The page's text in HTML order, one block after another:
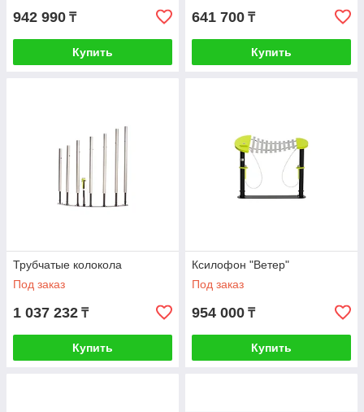
942 990 ₸
Купить
641 700 ₸
Купить
Трубчатые колокола
Под заказ
1 037 232 ₸
Купить
Ксилофон "Ветер"
Под заказ
954 000 ₸
Купить